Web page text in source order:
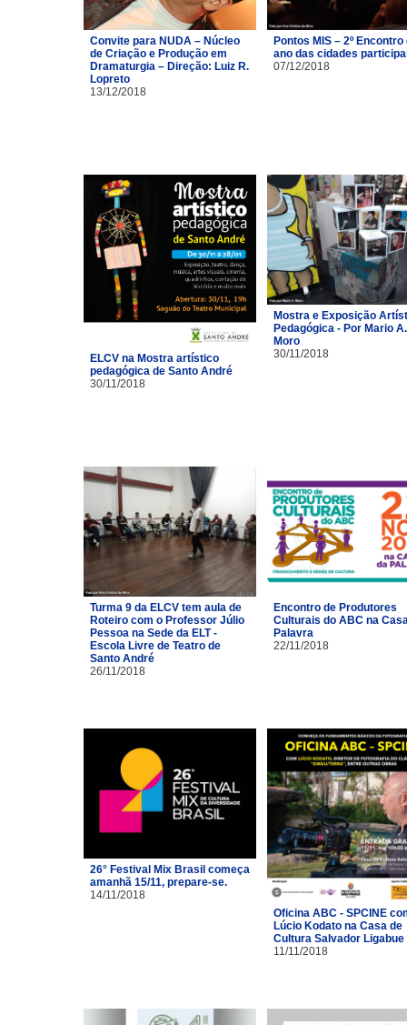
Convite para NUDA – Núcleo
de Criação e Produção em
Dramaturgia – Direção: Luiz R.
Lopreto
13/12/2018
Pontos MIS – 2º Encontro
ano das cidades
07/12/2018
ELCV na Mostra artístico
pedagógica de Santo André
30/11/2018
Mostra e Exposição
Pedagógica - Por Mario A.
Moro
30/11/2018
Turma 9 da ELCV tem aula de
Roteiro com o Professor Júlio
Pessoa na Sede da ELT -
Escola Livre de Teatro de
Santo André
26/11/2018
Encontro de Produtores
Culturais do ABC na
Palavra
22/11/2018
26° Festival Mix Brasil começa
amanhã 15/11, prepare-se.
14/11/2018
Oficina ABC - SPCINE
Lúcio Kodato na Casa de
Cultura Salvador Ligabue
11/11/2018